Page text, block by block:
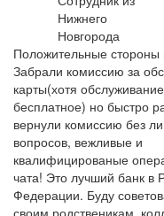
Нижнего
Новгорода
Положительные стороны
Забрали комиссию за
карты(хотя
бесплатное) но быстро
вернули комиссию без
вопросов, вежливые и
квалифицированые
чата! Это лучший банк в
Федерации. Буду
своим родственикам,